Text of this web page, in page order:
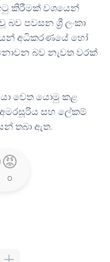
කිරීමක් වශයෙන්
පවසන ශ්‍රී ලංකා
අධිකරණයේ හෝ
බව නැවත වරක්
වෙත යොමු කළ
සහ ලේකම්
තබා ඇත.
😡
0